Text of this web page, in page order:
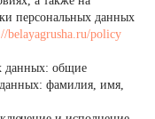
персональных данных
belayagrusha.ru/policy
данных: общие
фамилия, имя,